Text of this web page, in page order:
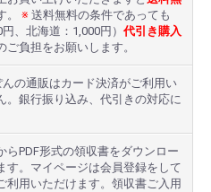
。 ※ 送料無料の条件であっても
円、北海道：1,000円） 代引き購入
ご負担をお願いします。
の通販はカード決済がご利用い
。銀行振り込み、代引きの対応に
らPDF形式の領収書をダウンロー
す。マイページは会員登録をして
利用いただけます。領収書ご入用